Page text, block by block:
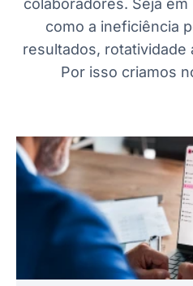
colaboradores. Seja em
como a ineficiência
resultados, rotatividade
Por isso criamos